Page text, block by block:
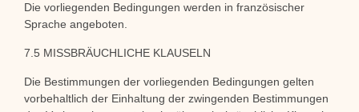
Die vorliegenden Bedingungen werden in französischer
Sprache angeboten.
7.5 MISSBRÄUCHLICHE KLAUSELN
Die Bestimmungen der vorliegenden Bedingungen gelten
vorbehaltlich der Einhaltung der zwingenden Bestimmungen